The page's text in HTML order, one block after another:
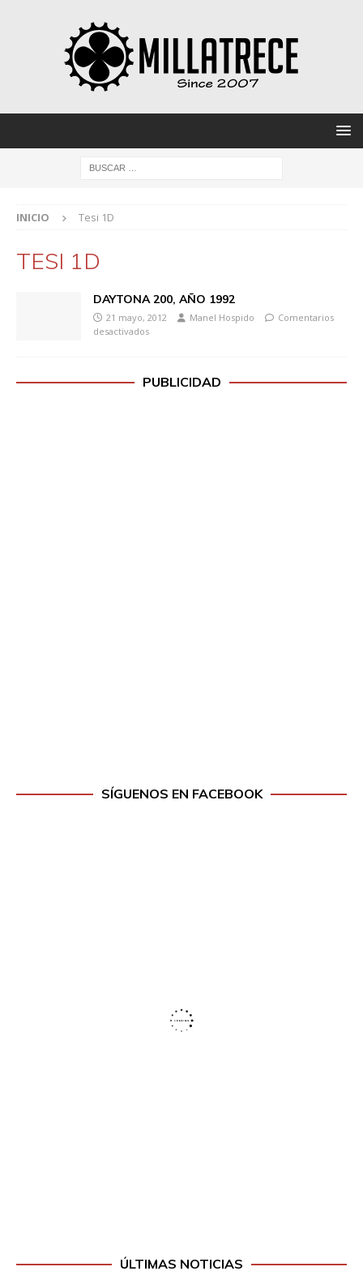
INICIO Tesi 1D
TESI 1D
DAYTONA 200, AÑO 1992
21 mayo, 2012 Manel Hospido
Comentarios
desactivados
PUBLICIDAD
SÍGUENOS EN FACEBOOK
ÚLTIMAS NOTICIAS